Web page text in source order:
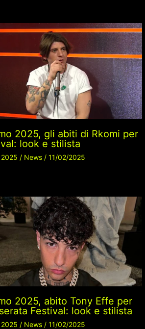
2025, gli abiti di Rkomi per
look e stilista
/ News / 11/02/2025
2025, abito Tony Effe per
Festival: look e stilista
/ News / 11/02/2025